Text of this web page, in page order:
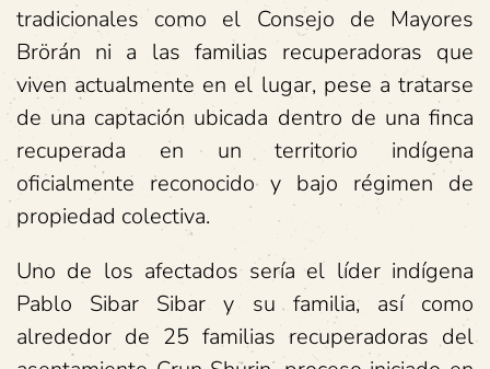
tradicionales como el Consejo de Mayores
Brörán ni a las familias recuperadoras que
viven actualmente en el lugar, pese a tratarse
de una captación ubicada dentro de una finca
recuperada en un territorio indígena
oficialmente reconocido y bajo régimen de
propiedad colectiva.
Uno de los afectados sería el líder indígena
Pablo Sibar Sibar y su familia, así como
alrededor de 25 familias recuperadoras del